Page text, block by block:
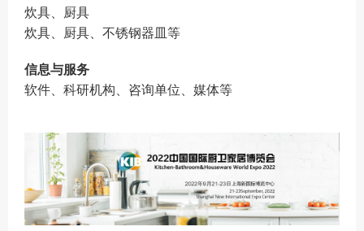
炊具、厨具
炊具、厨具、不锈钢器皿等
信息与服务
软件、科研机构、咨询单位、媒体等